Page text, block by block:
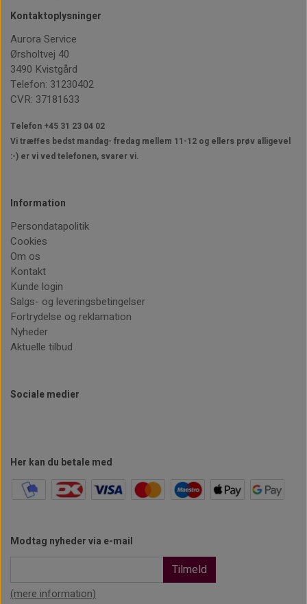
Kontaktoplysninger
Aurora Service
Ørsholtvej 40
3490 Kvistgård
Telefon: 31230402
CVR: 37181633
Telefon +45 31 23 04 02
Vi træffes bedst mandag- fredag mellem 11-12 og ellers prøv alligevel
:-) er vi ved telefonen, svarer vi.
Information
Persondatapolitik
Cookies
Om os
Kontakt
Kunde login
Salgs- og leveringsbetingelser
Fortrydelse og reklamation
Nyheder
Aktuelle tilbud
Sociale medier
Her kan du betale med
Modtag nyheder via e-mail
Tilmeld
(mere information)